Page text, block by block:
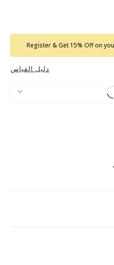
Register & Get 15% Off on
دليل القياس